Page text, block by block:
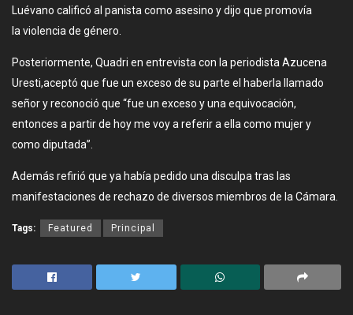
Luévano calificó al panista como asesino y dijo que promovía
la violencia de género.
Posteriormente, Quadri en entrevista con la periodista Azucena
Uresti,aceptó que fue un exceso de su parte el haberla llamado
señor y reconoció que “fue un exceso y una equivocación,
entonces a partir de hoy me voy a referir a ella como mujer y
como diputada”.
Además refirió que ya había pedido una disculpa tras las
manifestaciones de rechazo de diversos miembros de la Cámara.
Tags: Featured Principal